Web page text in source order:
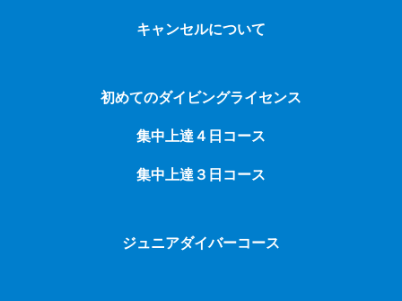
キャンセルについて
初めてのダイビングライセンス
集中上達４日コース
集中上達３日コース
ジュニアダイバーコース